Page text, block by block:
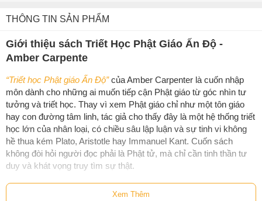
THÔNG TIN SẢN PHẨM
Giới thiệu sách Triết Học Phật Giáo Ấn Độ -
Amber Carpente
“Triết học Phật giáo Ấn Độ”của Amber Carpenter là cuốn nhập
môn dành cho những ai muốn tiếp cận Phật giáo từ góc nhìn tư
tưởng và triết học. Thay vì xem Phật giáo chỉ như một tôn giáo
hay con đường tâm linh, tác giả cho thấy đây là một hệ thống triết
học lớn của nhân loại, có chiều sâu lập luận và sự tinh vi không
hề thua kém Plato, Aristotle hay Immanuel Kant. Cuốn sách
không đòi hỏi người đọc phải là Phật tử, mà chỉ cần tinh thần tư
duy và khát vọng truy tìm sự thật.
Điểm hấp dẫn của tác phẩm nằm ở cách Amber Carpenter tiếp
cận Phật giáo như một triết học sống động, luôn gắn với câu hỏi
Xem Thêm